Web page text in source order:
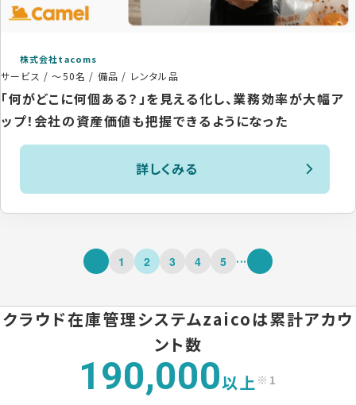
株式会社tacoms
サービス /～50名 / 備品 / レンタル品
「何がどこに何個ある？」を見える化し、業務効率が大幅ア
ップ！会社の資産価値も把握できるようになった
詳しくみる
1 2 3 4 5 ...
クラウド在庫管理システムzaicoは累計アカウ
ント数
190,000以上 ※1